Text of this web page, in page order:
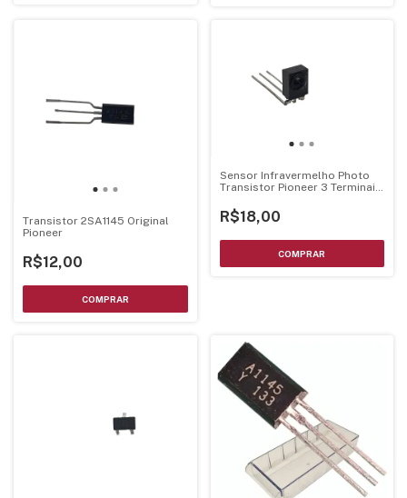
Transistor 2SA1145 Original
Pioneer
R$12,00
Sensor Infravermelho Photo
Transistor Pioneer 3 Terminais
R$18,00